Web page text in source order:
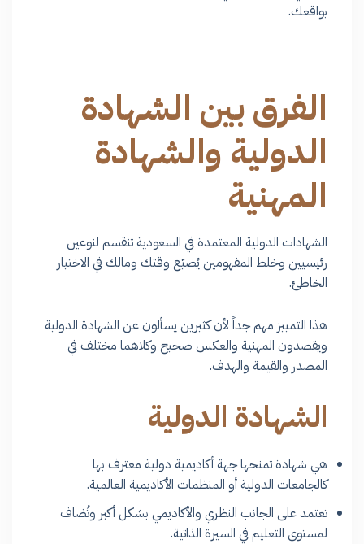
بواقعك.
الفرق بين الشهادة
الدولية والشهادة
المهنية
الشهادات الدولية المعتمدة في السعودية تنقسم لنوعين
رئيسيين وخلط المفهومين يُضيّع وقتك ومالك في الاختيار
الخاطئ.
هذا التمييز مهم جداً لأن كثيرين يسألون عن الشهادة الدولية
ويقصدون المهنية والعكس صحيح وكلاهما مختلف في
المصدر والقيمة والهدف.
الشهادة الدولية
هي شهادة تمنحها جهة أكاديمية دولية معترف بها
كالجامعات الدولية أو المنظمات الأكاديمية العالمية.
تعتمد على الجانب النظري والأكاديمي بشكل أكبر وتُضاف
لمستوى التعليم في السيرة الذاتية.